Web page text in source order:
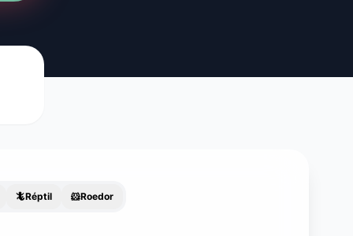
🦎Réptil 🐹Roedor